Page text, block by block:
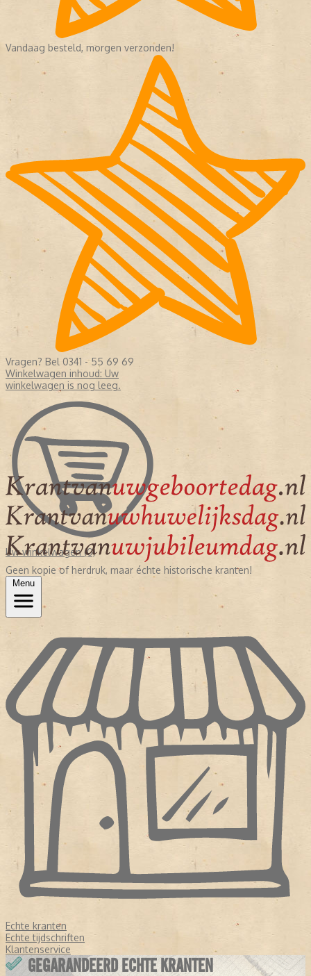
Vandaag besteld, morgen verzonden!
Vragen? Bel 0341 - 55 69 69
Winkelwagen inhoud: Uw
winkelwagen is nog leeg.
Uw winkelwagen (0)
Geen kopie of herdruk, maar échte historische kranten!
Menu
Echte kranten
Echte tijdschriften
Klantenservice
GEGARANDEERD ECHTE KRANTEN